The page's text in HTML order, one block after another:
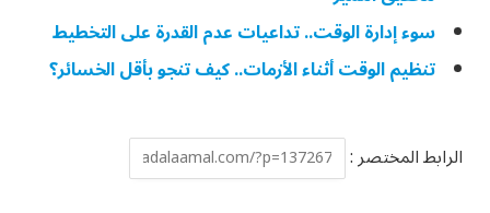
سوء إدارة الوقت.. تداعيات عدم القدرة على التخطيط
تنظيم الوقت أثناء الأزمات.. كيف تنجو بأقل الخسائر؟
الرابط المختصر :